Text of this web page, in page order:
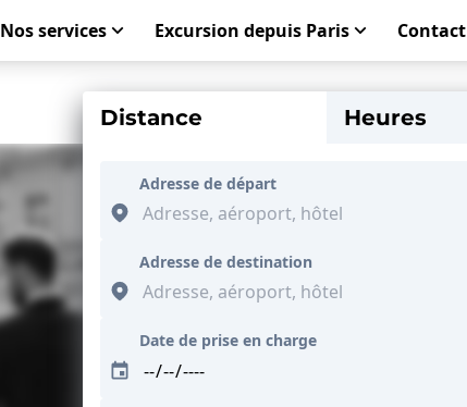
Nos services Excursion depuis Paris Contact
Distance Heures
Adresse de départ
Adresse de destination
Date de prise en charge